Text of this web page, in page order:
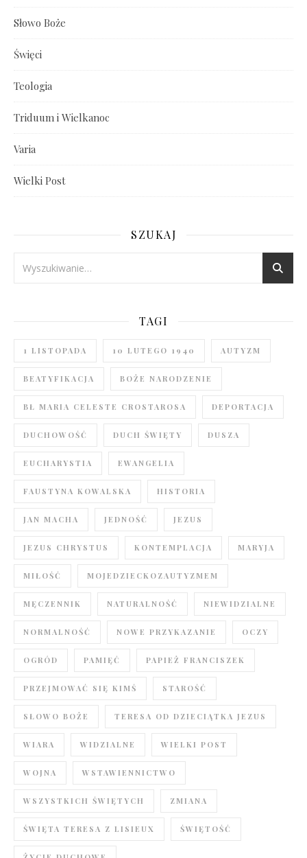
Słowo Boże
Święci
Teologia
Triduum i Wielkanoc
Varia
Wielki Post
SZUKAJ
TAGI
1 LISTOPADA 10 LUTEGO 1940 AUTYZM
BEATYFIKACJA BOŻE NARODZENIE
BŁ MARIA CELESTE CROSTAROSA DEPORTACJA
DUCHOWOŚĆ DUCH ŚWIĘTY DUSZA
EUCHARYSTIA EWANGELIA
FAUSTYNA KOWALSKA HISTORIA
JAN MACHA JEDNOŚĆ JEZUS
JEZUS CHRYSTUS KONTEMPLACJA MARYJA
MIŁOŚĆ MOJEDZIECKOZAUTYZMEM
MĘCZENNIK NATURALNOŚĆ NIEWIDZIALNE
NORMALNOŚĆ NOWE PRZYKAZANIE OCZY
OGRÓD PAMIĘĆ PAPIEŻ FRANCISZEK
PRZEJMOWAĆ SIĘ KIMŚ STAROŚĆ
SŁOWO BOŻE TERESA OD DZIECIĄTKA JEZUS
WIARA WIDZIALNE WIELKI POST
WOJNA WSTAWIENNICTWO
WSZYSTKICH ŚWIĘTYCH ZMIANA
ŚWIĘTA TERESA Z LISIEUX ŚWIĘTOŚĆ